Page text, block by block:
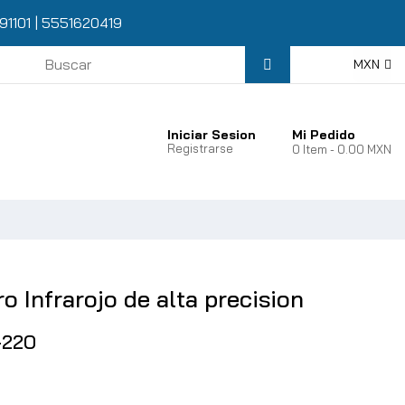
5551620419
MXN
Iniciar Sesion
Registrarse
Mi Pedido
0 Item - 0.00 MXN
Infrarojo de alta precision